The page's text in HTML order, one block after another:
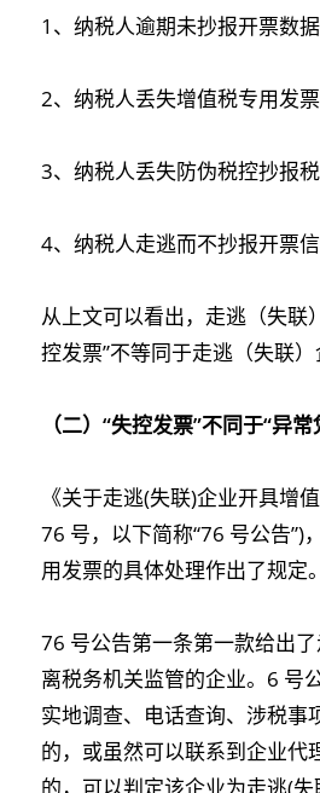
1、纳税人逾期未抄报开票数据
2、纳税人丢失增值税专用发
3、纳税人丢失防伪税控抄报
4、纳税人走逃而不抄报开票信
从上文可以看出，走逃（失联
控发票”不等同于走逃（失联）
（二） “失控发票”不同于“异常
《关于走逃(失联)企业开具增
76 号，以下简称“76 号公告”)
用发票的具体处理作出了规定。
76 号公告第一条第一款给出
离税务机关监管的企业。6 号
实地调查、电话查询、涉税事
的，或虽然可以联系到企业代